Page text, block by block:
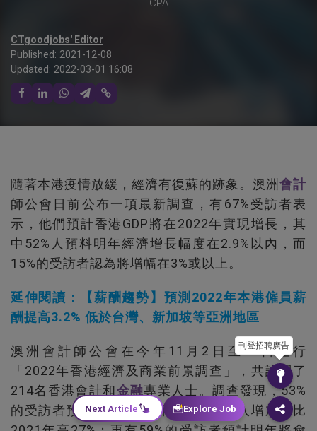
CPA
CTgoodjobs' Editor
Published: 2021-12-08
Updated: 2022-03-01 16:08
隨著本港疫情放緩，經濟有復蘇的跡象。澳洲會計
師公會日前公布一項最新調查，有67%受訪者表
示，他們預計香港GDP將在2022年實現增長，其
中52%人預料明年經濟增長幅度在2.9%以內，而
15%的受訪者認為將增幅在3%或以上。
延伸閱讀：【薪酬趨勢】預測2022年本港僱員薪
酬提高3.2% 低於台灣、新加坡等亞洲地區
澳洲會計師公會在今年11月2日至18日進行
「2022年香港經濟及商業前景調查」，共訪問了
214名香港會計和金融專業人士。調查發現，53%
的受訪者預計2022年其所在企業的收入增加，比
刊登招聘廣告
Next Article Explore Job